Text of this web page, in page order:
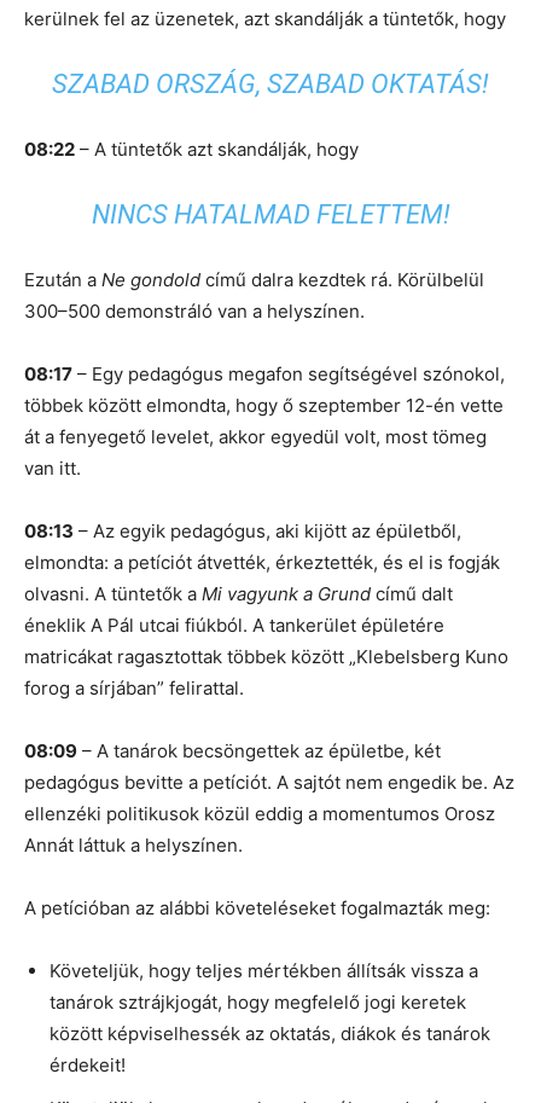
kerülnek fel az üzenetek, azt skandálják a tüntetők, hogy
SZABAD ORSZÁG, SZABAD OKTATÁS!
08:22 – A tüntetők azt skandálják, hogy
NINCS HATALMAD FELETTEM!
Ezután a Ne gondold című dalra kezdtek rá. Körülbelül
300–500 demonstráló van a helyszínen.
08:17 – Egy pedagógus megafon segítségével szónokol,
többek között elmondta, hogy ő szeptember 12-én vette
át a fenyegető levelet, akkor egyedül volt, most tömeg
van itt.
08:13 – Az egyik pedagógus, aki kijött az épületből,
elmondta: a petíciót átvették, érkeztették, és el is fogják
olvasni. A tüntetők a Mi vagyunk a Grund című dalt
éneklik A Pál utcai fiúkból. A tankerület épületére
matricákat ragasztottak többek között „Klebelsberg Kuno
forog a sírjában” felirattal.
08:09 – A tanárok becsöngettek az épületbe, két
pedagógus bevitte a petíciót. A sajtót nem engedik be. Az
ellenzéki politikusok közül eddig a momentumos Orosz
Annát láttuk a helyszínen.
A petícióban az alábbi követeléseket fogalmazták meg:
Követeljük, hogy teljes mértékben állítsák vissza a
tanárok sztrájkjogát, hogy megfelelő jogi keretek
között képviselhessék az oktatás, diákok és tanárok
érdekeit!